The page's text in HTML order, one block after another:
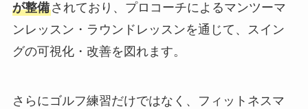
が整備されており、プロコーチによるマンツーマ
ンレッスン・ラウンドレッスンを通じて、スイン
グの可視化・改善を図れます。
さらにゴルフ練習だけではなく、フィットネスマ